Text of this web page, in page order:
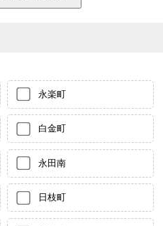
永楽町
白金町
永田南
日枝町